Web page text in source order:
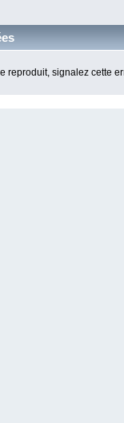
reproduit, signalez cette